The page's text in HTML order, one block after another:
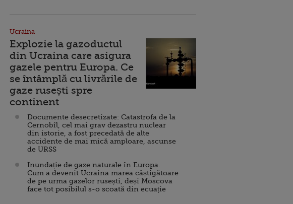
Ucraina
Explozie la gazoductul
din Ucraina care asigura
gazele pentru Europa. Ce
se întâmplă cu livrările de
gaze rusești spre
continent
Documente desecretizate: Catastrofa de la
Cernobîl, cel mai grav dezastru nuclear
din istorie, a fost precedată de alte
accidente de mai mică amploare, ascunse
de URSS
Inundație de gaze naturale în Europa.
Cum a devenit Ucraina marea câștigătoare
de pe urma gazelor rusești, deși Moscova
face tot posibilul s-o scoată din ecuație